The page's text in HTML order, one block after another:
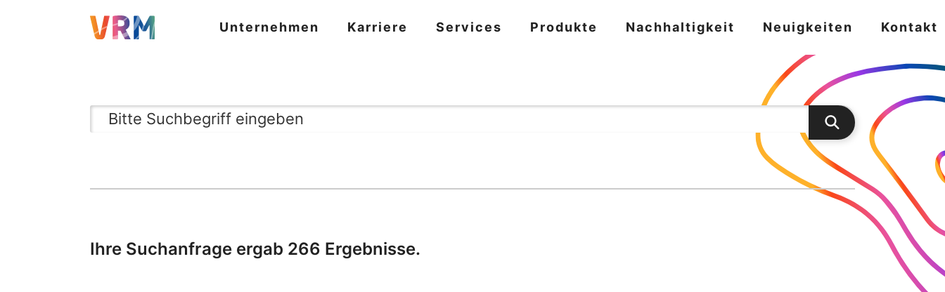
Unternehmen Karriere Services Produkte Nachhaltigkeit Neuigkeiten Kontakt
Ihre Suchanfrage ergab 266 Ergebnisse.